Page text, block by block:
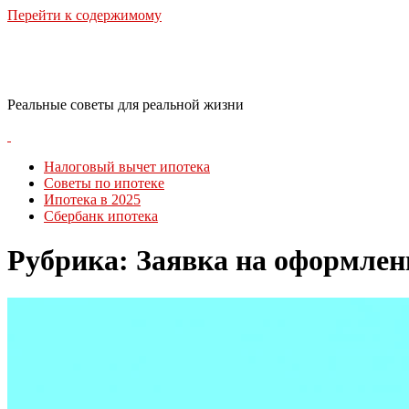
Перейти к содержимому
Реальные советы для реальной жизни
Налоговый вычет ипотека
Советы по ипотеке
Ипотека в 2025
Сбербанк ипотека
Рубрика: Заявка на